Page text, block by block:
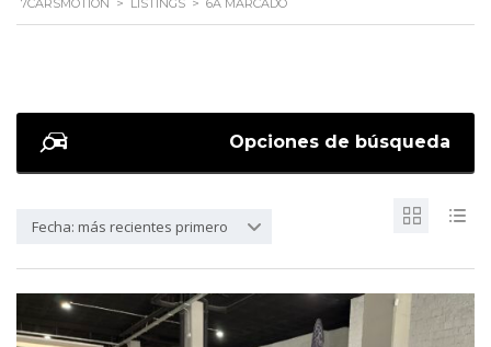
7CARSMOTION > LISTINGS > 6A MARCADO
Opciones de búsqueda
Fecha: más recientes primero